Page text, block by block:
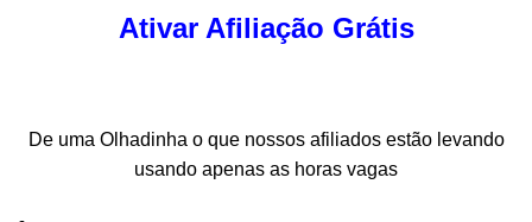
Ativar Afiliação Grátis
De uma Olhadinha o que nossos afiliados estão levando
usando apenas as horas vagas